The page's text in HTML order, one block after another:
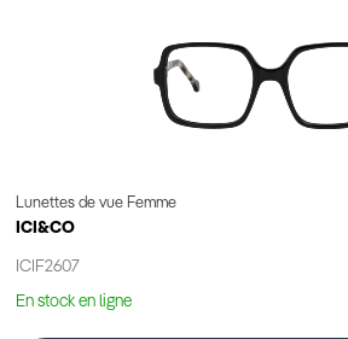
Lunettes de vue Femme
ICI&CO
ICIF2607
En stock en ligne